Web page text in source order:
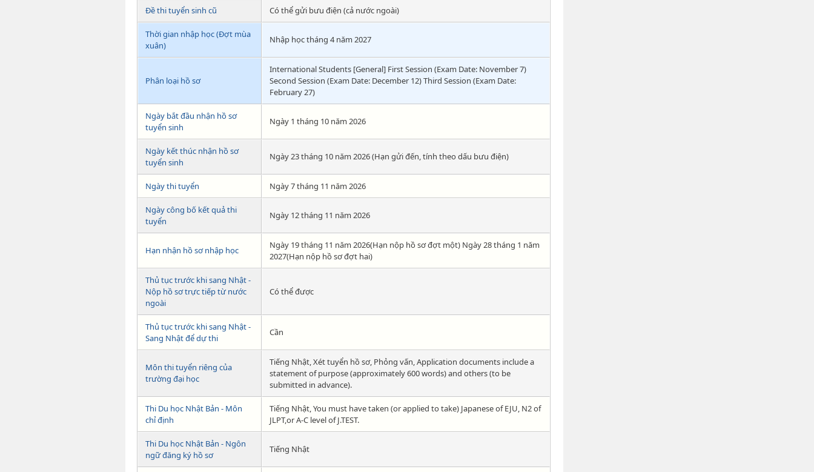
Đề thi tuyển sinh cũ Có thể gửi bưu điện (cả nước ngoài)
Thời gian nhập học (Đợt mùa
xuân)
Nhập học tháng 4 năm 2027
Phân loại hồ sơ
International Students [General] First Session (Exam Date: November 7)
Second Session (Exam Date: December 12) Third Session (Exam Date:
February 27)
Ngày bắt đầu nhận hồ sơ
tuyển sinh
Ngày 1 tháng 10 năm 2026
Ngày kết thúc nhận hồ sơ
tuyển sinh
Ngày 23 tháng 10 năm 2026 (Hạn gửi đến, tính theo dấu bưu điện)
Ngày thi tuyển Ngày 7 tháng 11 năm 2026
Ngày công bố kết quả thi
tuyển
Ngày 12 tháng 11 năm 2026
Hạn nhận hồ sơ nhập học
Ngày 19 tháng 11 năm 2026(Hạn nộp hồ sơ đợt một) Ngày 28 tháng 1 năm
2027(Hạn nộp hồ sơ đợt hai)
Thủ tục trước khi sang Nhật -
Nộp hồ sơ trực tiếp từ nước
ngoài
Có thể được
Thủ tục trước khi sang Nhật -
Sang Nhật để dự thi
Cần
Môn thi tuyển riêng của
trường đại học
Tiếng Nhật, Xét tuyển hồ sơ, Phỏng vấn, Application documents include a
statement of purpose (approximately 600 words) and others (to be
submitted in advance).
Thi Du học Nhật Bản - Môn
chỉ định
Tiếng Nhật, You must have taken (or applied to take) Japanese of EJU, N2 of
JLPT,or A-C level of J.TEST.
Thi Du học Nhật Bản - Ngôn
ngữ đăng ký hồ sơ
Tiếng Nhật